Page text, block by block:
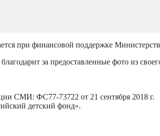
при финансовой поддержке
за предоставленные фото из
СМИ: ФС77-73722 от 21 сентября 2018 г.
детский фонд».